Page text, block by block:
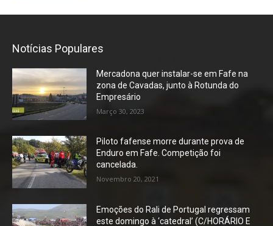
Notícias Populares
Mercadona quer instalar-se em Fafe na
zona de Cavadas, junto à Rotunda do
Empresário
Março 30, 2023
Piloto fafense morre durante prova de
Enduro em Fafe. Competição foi
cancelada.
Novembro 20, 2021
Emoções do Rali de Portugal regressam
este domingo à ‘catedral’ (C/HORÁRIO E